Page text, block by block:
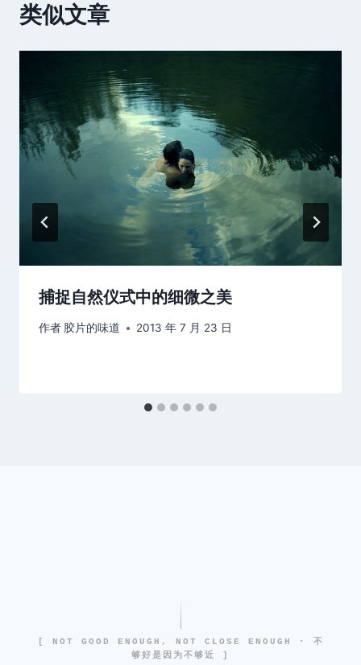
类似文章
捕捉自然仪式中的细微之美
作者 胶片的味道 2013 年 7 月 23 日
[ NOT GOOD ENOUGH, NOT CLOSE ENOUGH · 不
够好是因为不够近 ]